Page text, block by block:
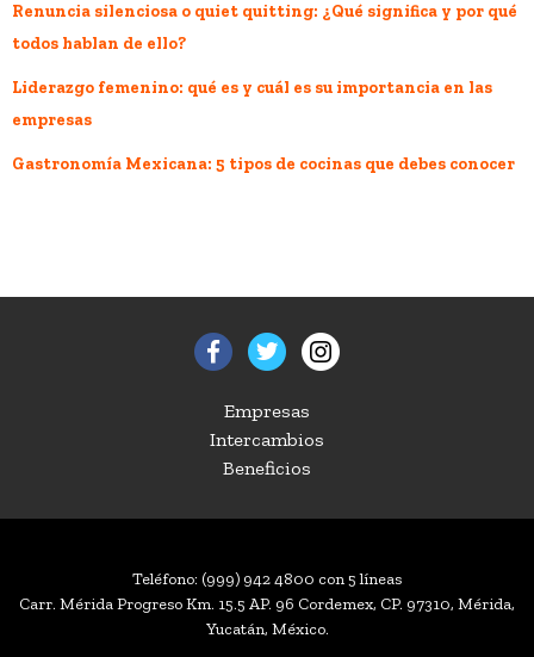
Renuncia silenciosa o quiet quitting: ¿Qué significa y por qué
todos hablan de ello?
Liderazgo femenino: qué es y cuál es su importancia en las
empresas
Gastronomía Mexicana: 5 tipos de cocinas que debes conocer
Empresas
Intercambios
Beneficios
Teléfono: (999) 942 4800 con 5 líneas
Carr. Mérida Progreso Km. 15.5 AP. 96 Cordemex, CP. 97310, Mérida,
Yucatán, México.